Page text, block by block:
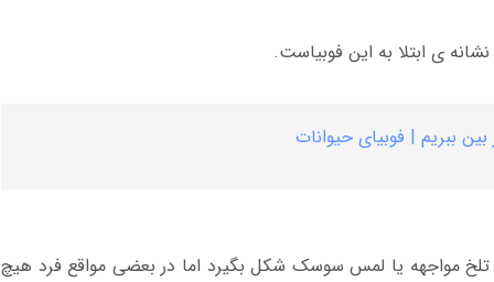
ببریم | فوبیای حیوانات
مواجهه یا لمس سوسک شکل بگیرد اما در بعضی مواقع فرد هیچ